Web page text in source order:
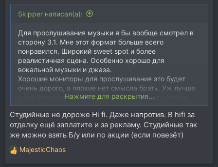
Skipper написал(а):
Для прослушивания музыки я бы вообще смотрел в
сторону 3.1. Мне этот формат больше всего
понравился. Широкий sweet spot и более
реалистичная сцена. Особенно хорошо для
вокальной музыки и джаза.
Хорошие мониторы для прослушивания это будет
очень дорого, а плохие нет смысла брать. Уж лучше
в хай фае на вторичке что нибудь поискать. Хотя в
дорогом сегменте акустики понятие "мониторы-не
мониторы" весьма относительно.
Нажмите для раскрытия...
Студийные не дороже Hi fi. Даже напротив. В hifi за
отделку ещё заплатите и за рекламу. Студийные так
же можно взять Б/у или по акции (если повезёт)
Р
е
MajesticChaos